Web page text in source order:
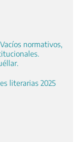
normativos,
literarias 2025